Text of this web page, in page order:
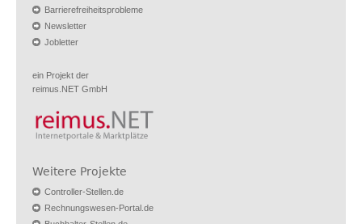
Barrierefreiheitsprobleme
Newsletter
Jobletter
ein Projekt der
reimus.NET GmbH
Weitere Projekte
Controller-Stellen.de
Rechnungswesen-Portal.de